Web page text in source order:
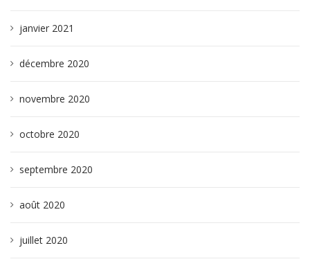
janvier 2021
décembre 2020
novembre 2020
octobre 2020
septembre 2020
août 2020
juillet 2020